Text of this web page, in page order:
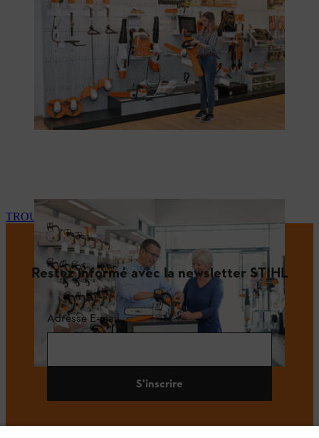
TROUVEZ VOTRE REVENDEUR STIHL
Restez informé avec la newsletter STIHL
Adresse E-mail
S'inscrire